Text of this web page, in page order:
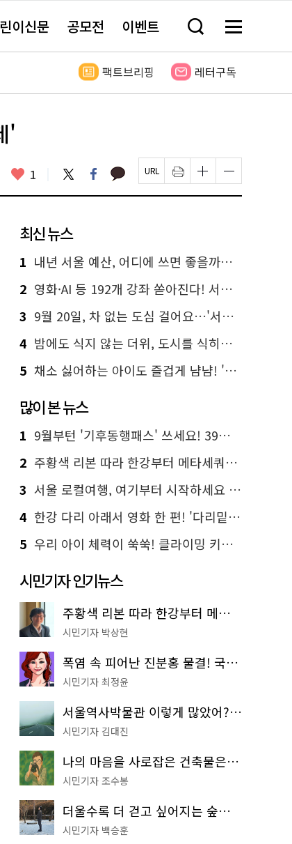
이신문 공모전 이벤트 검
창
기
메
전
보
팩트브리핑 레터구독
'
좋
요
1 트
위
터
페
이
스
카
카 페
이
지
인
쇄
하
글
자
크
하
기
글
자
크
하
최신 뉴스
1 내년 서울 예산, 어디에 쓰면 좋을까요? 온라인 투표
2 영화·AI 등 192개 강좌 쏟아진다! 서울시민대학 선착순 신청
3 9월 20일, 차 없는 도심 걸어요…'서울 걷자 페스티벌' 선착순 5천명
4 밤에도 식지 않는 더위, 도시를 식히는 시원한 해법은?
5 채소 싫어하는 아이도 즐겁게 냠냠! '찾아가는 서울시 식생활 교육' 현장
많이 본 뉴스
1 9월부턴 '기후동행패스' 쓰세요! 39세까지 청년 혜택
2 주황색 리본 따라 한강부터 메타세쿼이아 숲길까지…서울둘레길 15코스
3 서울 로컬여행, 여기부터 시작하세요 '서울에디션25'
4 한강 다리 아래서 영화 한 편! '다리밑 영화관' 무료 상영
5 우리 아이 체력이 쑥쑥! 클라이밍 키즈카페·어린이 체력장
시민기자 인기뉴스
주황색 리본 따라 한강부터 메타세쿼이아 숲길까지…서울둘레길 15코스
시민기자 박상현
폭염 속 피어난 진분홍 물결! 국립중앙박물관 배롱나무 명소
시민기자 최정윤
서울역사박물관 이렇게 많았어? 주말마다 한 곳씩 떠나는 역사 산책
시민기자 김대진
나의 마음을 사로잡은 건축물은? '서울시 건축상' 수상작 공개!
시민기자 조수봉
더울수록 더 걷고 싶어지는 숲길! 서울둘레길 '아차산 코스'
시민기자 백승훈